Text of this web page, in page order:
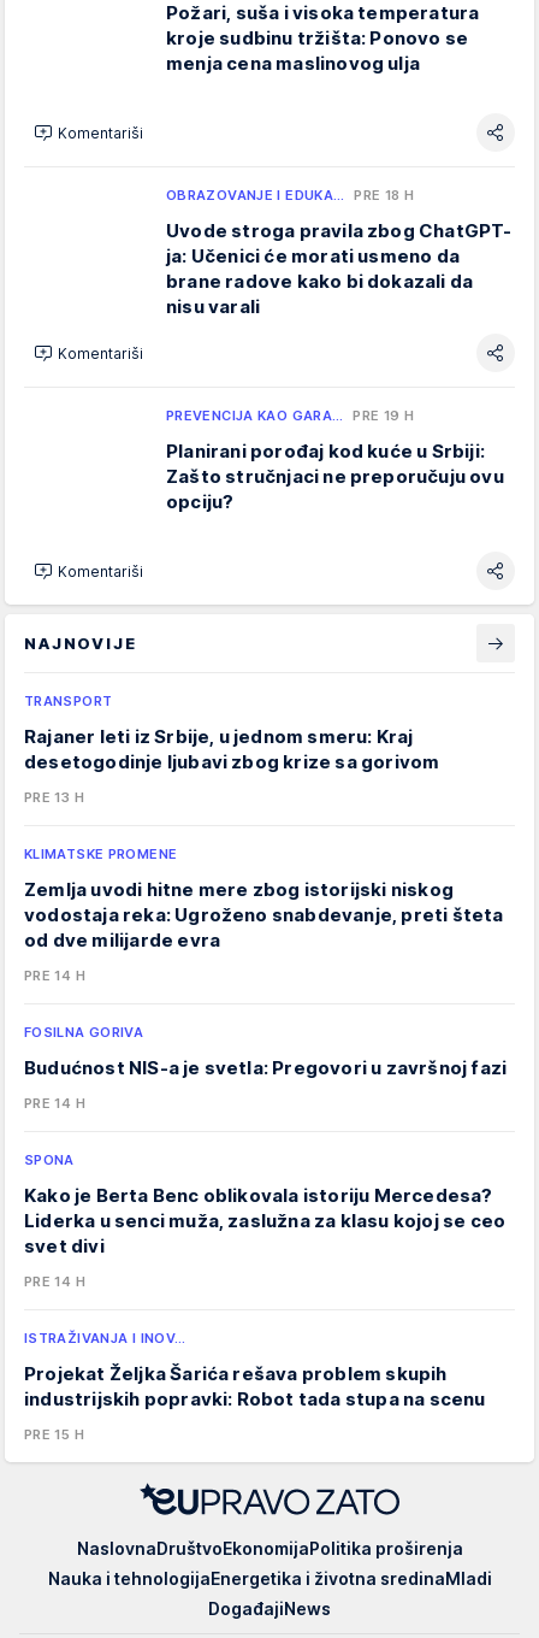
Požari, suša i visoka temperatura
kroje sudbinu tržišta: Ponovo se
menja cena maslinovog ulja
Komentariši
OBRAZOVANJE I EDUKA… PRE 18 H
Uvode stroga pravila zbog ChatGPT-
ja: Učenici će morati usmeno da
brane radove kako bi dokazali da
nisu varali
Komentariši
PREVENCIJA KAO GARA… PRE 19 H
Planirani porođaj kod kuće u Srbiji:
Zašto stručnjaci ne preporučuju ovu
opciju?
Komentariši
NAJNOVIJE
TRANSPORT
Rajaner leti iz Srbije, u jednom smeru: Kraj
desetogodinje ljubavi zbog krize sa gorivom
PRE 13 H
KLIMATSKE PROMENE
Zemlja uvodi hitne mere zbog istorijski niskog
vodostaja reka: Ugroženo snabdevanje, preti šteta
od dve milijarde evra
PRE 14 H
FOSILNA GORIVA
Budućnost NIS-a je svetla: Pregovori u završnoj fazi
PRE 14 H
SPONA
Kako je Berta Benc oblikovala istoriju Mercedesa?
Liderka u senci muža, zaslužna za klasu kojoj se ceo
svet divi
PRE 14 H
ISTRAŽIVANJA I INOV…
Projekat Željka Šarića rešava problem skupih
industrijskih popravki: Robot tada stupa na scenu
PRE 15 H
EUpravo
zato
NaslovnaDruštvoEkonomijaPolitika proširenja
Nauka i tehnologijaEnergetika i životna sredinaMladi
DogađajiNews